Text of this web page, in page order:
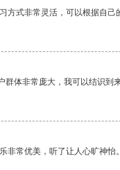
方式非常灵活，可以根据自己
群体非常庞大，我可以结识到
非常优美，听了让人心旷神怡。